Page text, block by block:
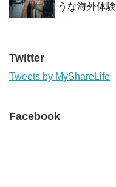
うな海外体験
Twitter
Tweets by MyShareLife
Facebook